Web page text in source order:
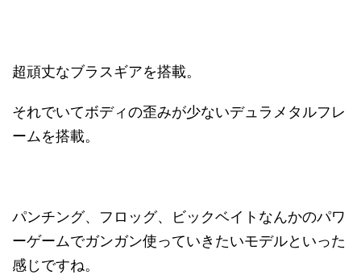
超頑丈なブラスギアを搭載。
それでいてボディの歪みが少ないデュラメタルフレ
ームを搭載。
パンチング、フロッグ、ビックベイトなんかのパワ
ーゲームでガンガン使っていきたいモデルといった
感じですね。